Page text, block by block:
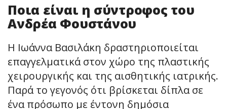
Ποια είναι η σύντροφος του
Ανδρέα Φουστάνου
Η Ιωάννα Βασιλάκη δραστηριοποιείται
επαγγελματικά στον χώρο της πλαστικής
χειρουργικής και της αισθητικής ιατρικής.
Παρά το γεγονός ότι βρίσκεται δίπλα σε
ένα πρόσωπο με έντονη δημόσια